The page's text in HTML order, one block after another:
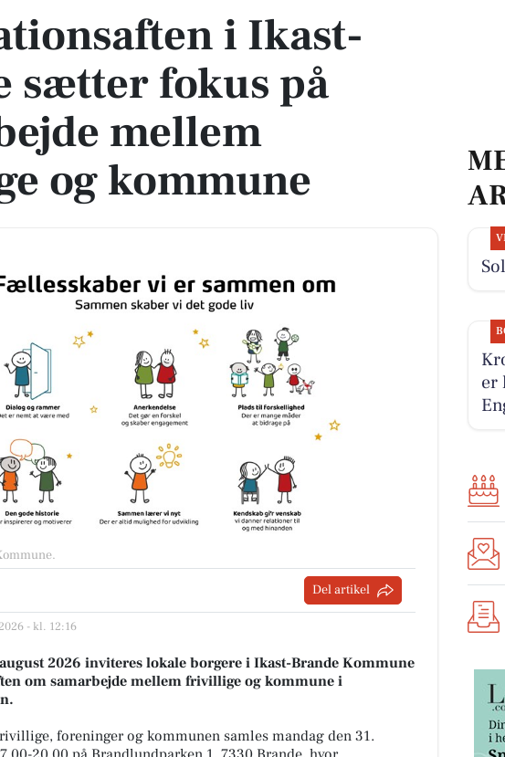
i Ikast-
sætter fokus på
mellem
og kommune
.
Del artikel
- kl. 12:16
2026 inviteres lokale borgere i Ikast-Brande Kommune
om samarbejde mellem frivillige og kommune i
foreninger og kommunen samles mandag den 31.
er